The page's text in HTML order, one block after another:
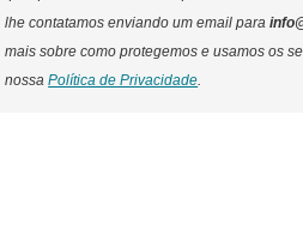
lhe contatamos enviando um email para
mais sobre como protegemos e usamos os
nossa Política de Privacidade.